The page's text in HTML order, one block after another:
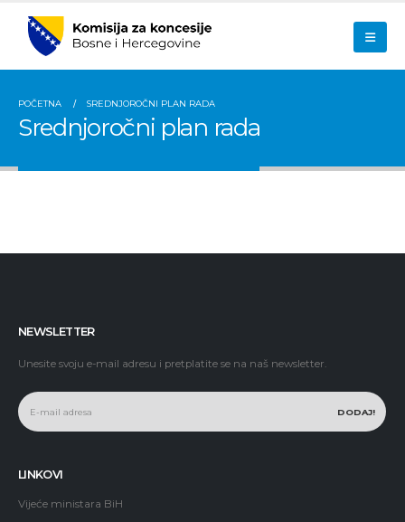
POČETNA SREDNJOROČNI PLAN RADA
Srednjoročni plan rada
NEWSLETTER
Unesite svoju e-mail adresu i pretplatite se na naš newsletter.
LINKOVI
Vijeće ministara BiH